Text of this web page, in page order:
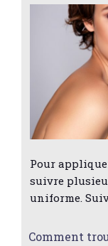
Pour
suivre
uniforme.
Comment